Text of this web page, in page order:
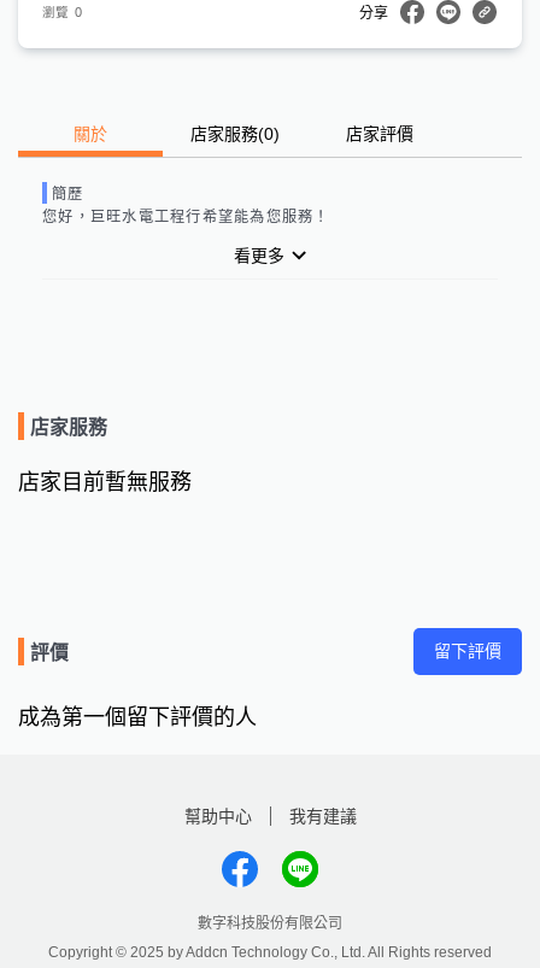
瀏覽 0 分享
關於 店家服務(0) 店家評價
簡歷
您好， 巨旺水電工程行希望能為您服務！
看更多
店家服務
店家目前暫無服務
評價 留下評價
成為第一個留下評價的人
幫助中心 我有建議
數字科技股份有限公司
Copyright © 2025 by Addcn Technology Co., Ltd. All Rights reserved